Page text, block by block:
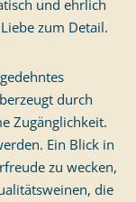
und ehrlich
zum Detail.
durch
Zugänglichkeit.
Ein Blick in
zu wecken,
die